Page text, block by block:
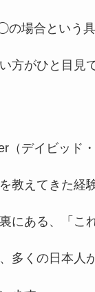
場合という具
方がひと目見
（デイビッド
教えてきた経
にある、「こ
多くの日本人